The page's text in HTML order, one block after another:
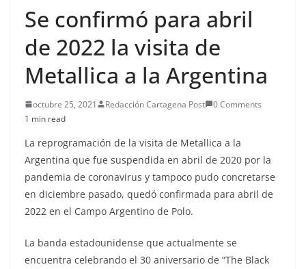
Se confirmó para abril
de 2022 la visita de
Metallica a la Argentina
octubre 25, 2021 Redacción Cartagena Post
0 Comments
1 min read
La reprogramación de la visita de Metallica a la
Argentina que fue suspendida en abril de 2020 por la
pandemia de coronavirus y tampoco pudo concretarse
en diciembre pasado, quedó confirmada para abril de
2022 en el Campo Argentino de Polo.
La banda estadounidense que actualmente se
encuentra celebrando el 30 aniversario de “The Black